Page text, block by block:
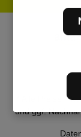
* Alle Preise
und ggf.